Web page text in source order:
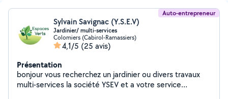
Auto-entrepreneur
Sylvain Savignac (Y.S.E.V)
Jardinier/ multi-services
Colomiers (Cabirol-Ramassiers)
4,1/5 (25 avis)
Présentation
bonjour vous recherchez un jardinier ou divers travaux
multi-services la société YSEV et a votre service